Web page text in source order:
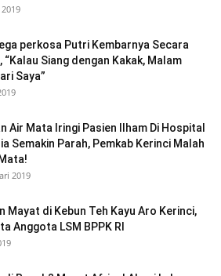
perkosa Putri Kembarnya Secara
“Kalau Siang dengan Kakak, Malam
Saya”
Air Mata Iringi Pasien Ilham Di Hospital
Semakin Parah, Pemkab Kerinci Malah
2019
Mayat di Kebun Teh Kayu Aro Kerinci,
Anggota LSM BPPK RI